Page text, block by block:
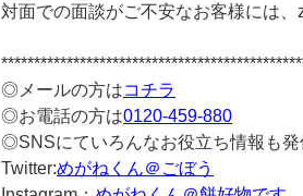
対面での面談がご不安なお客様には、
◎メールの方はコチラ
◎お電話の方は0120-459-880
◎SNSにていろんなお役立ち情報も発
Twitter:めがねくん＠ごぼう